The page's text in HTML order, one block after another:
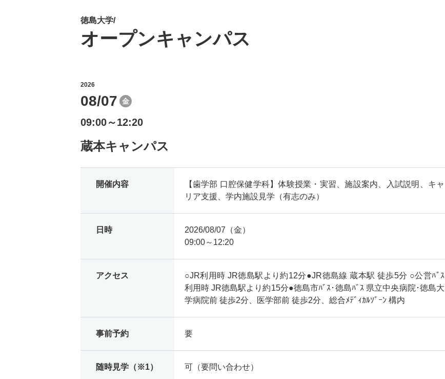
徳島大学/
オープンキャンパス
2026
08/07 金
09:00～12:20
蔵本キャンパス
開催内容
【歯学部 口腔保健学科】体験授業・実習、施設案内、入試説明、キャ
リア支援、学内施設見学（有志のみ）
日時
2026/08/07（金）
09:00～12:20
アクセス
○JR利用時 JR徳島駅より約12分●JR徳島線 蔵本駅 徒歩5分 ○公営ﾊﾞｽ
利用時 JR徳島駅より約15分●徳島市ﾊﾞｽ･徳島ﾊﾞｽ 県立中央病院･徳島大
学病院前 徒歩2分、医学部前 徒歩2分、総合ﾒﾃﾞｨｶﾙｿﾞｰﾝ 構内
事前予約 要
随時見学（※1） 可（要問い合わせ）